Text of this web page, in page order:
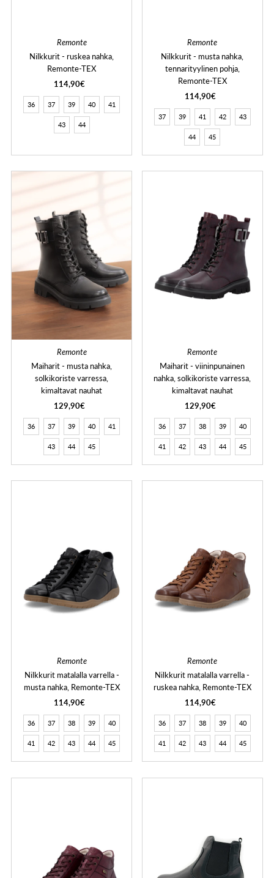
Remonte
Nilkkurit - ruskea nahka,
Remonte-TEX
114,90€
36 37 39 40 41
43 44
Remonte
Nilkkurit - musta nahka,
tennarityylinen pohja,
Remonte-TEX
114,90€
37 39 41 42 43
44 45
Remonte
Maiharit - musta nahka,
solkikoriste varressa,
kimaltavat nauhat
129,90€
36 37 39 40 41
43 44 45
Remonte
Maiharit - viininpunainen
nahka, solkikoriste varressa,
kimaltavat nauhat
129,90€
36 37 38 39 40
41 42 43 44 45
Remonte
Nilkkurit matalalla varrella -
musta nahka, Remonte-TEX
114,90€
36 37 38 39 40
41 42 43 44 45
Remonte
Nilkkurit matalalla varrella -
ruskea nahka, Remonte-TEX
114,90€
36 37 38 39 40
41 42 43 44 45